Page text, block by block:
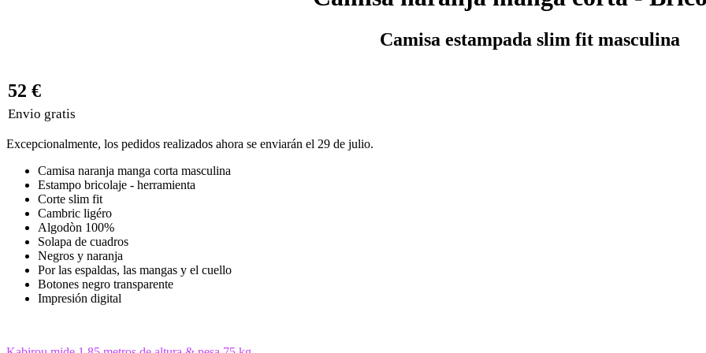
Camisa estampada slim fit masculina
52 €
Envio gratis
Excepcionalmente, los pedidos realizados ahora se enviarán el 29 de julio.
Camisa naranja manga corta masculina
Estampo bricolaje - herramienta
Corte slim fit
Cambric ligéro
Algodòn 100%
Solapa de cuadros
Negros y naranja
Por las espaldas, las mangas y el cuello
Botones negro transparente
Impresión digital